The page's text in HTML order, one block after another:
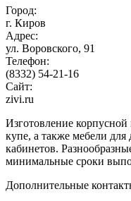
Город:
г. Киров
Адрес:
ул. Воровского, 91
Телефон:
(8332) 54-21-16
Сайт:
zivi.ru
Изготовление
купе, а также мебели для
кабинетов.
минимальные сроки
Дополнительные